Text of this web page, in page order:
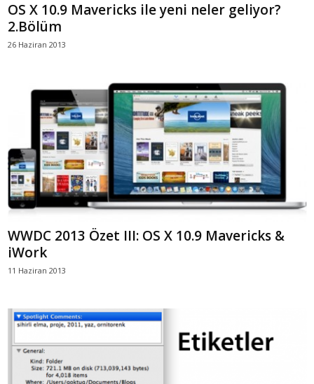
OS X 10.9 Mavericks ile yeni neler geliyor?
2.Bölüm
26 Haziran 2013
WWDC 2013 Özet III: OS X 10.9 Mavericks &
iWork
11 Haziran 2013